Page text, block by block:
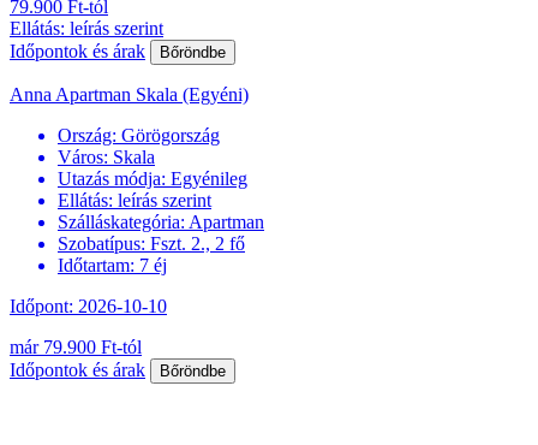
79.900 Ft-tól
Ellátás: leírás szerint
Időpontok és árak
Bőröndbe
Anna Apartman Skala (Egyéni)
Ország: Görögország
Város: Skala
Utazás módja: Egyénileg
Ellátás: leírás szerint
Szálláskategória: Apartman
Szobatípus: Fszt. 2., 2 fő
Időtartam: 7 éj
Időpont: 2026-10-10
már 79.900 Ft-tól
Időpontok és árak
Bőröndbe